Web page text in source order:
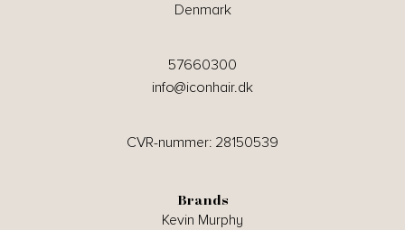
Denmark
57660300
info@iconhair.dk
CVR-nummer: 28150539
Brands
Kevin Murphy